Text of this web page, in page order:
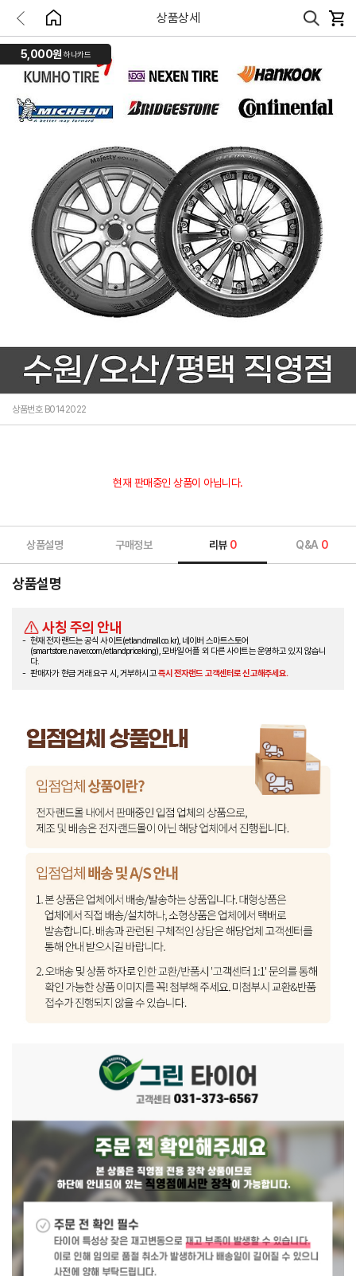
상품상세
5,000원 하나카드
상품번호 B0142022
현재 판매중인 상품이 아닙니다.
상품설명 구매정보 리뷰 0 Q&A 0
상품설명
사칭 주의 안내
현재 전자랜드는 공식 사이트(etlandmall.co.kr), 네이버 스마트스토어
(smartstore.naver.com/etlandpriceking), 모바일 어플 외 다른 사이트는 운영하고 있지 않습니
다.
판매자가 현금 거래 요구 시, 거부하시고즉시 전자랜드 고객센터로 신고해주세요.